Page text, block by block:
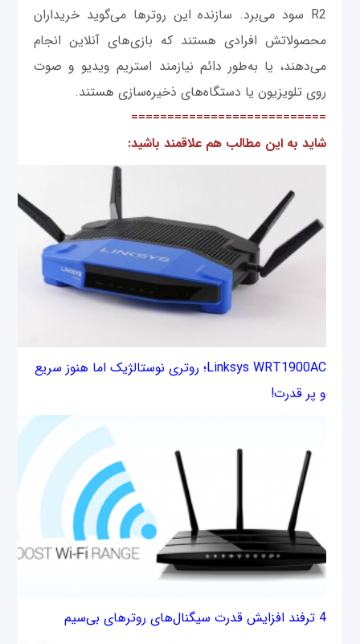
R2 سود می‌برد. سازنده این روترها می‌گوید خریداران
محصولاتش افرادی هستند که بازی‌های آنلاین انجام
می‌دهند، یا به‌طور دائم نیازمند استریم ویدیو و صوت
روی تلویزیون یا دستگاه‌های ذخیره‌سازی هستند.
===========================
شاید به این مطالب هم علاقمند باشید:
Linksys WRT1900AC؛ روتری نوستالژیک اما هنوز سریع
و پر قدرت!
4 ترفند افزایش قدرت سیگنال‌های روترهای بی‌سیم